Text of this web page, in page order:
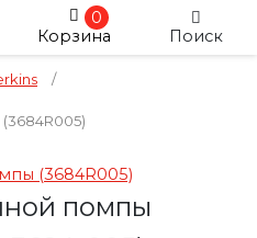
0
Корзина
Поиск
/
помпы